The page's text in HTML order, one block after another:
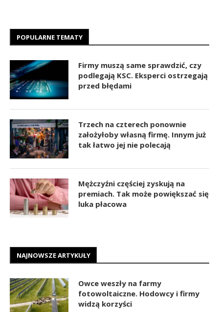
POPULARNE TEMATY
Firmy muszą same sprawdzić, czy
podlegają KSC. Eksperci ostrzegają
przed błędami
Trzech na czterech ponownie
założyłoby własną firmę. Innym już
tak łatwo jej nie polecają
Mężczyźni częściej zyskują na
premiach. Tak może powiększać się
luka płacowa
NAJNOWSZE ARTYKUŁY
Owce weszły na farmy
fotowoltaiczne. Hodowcy i firmy
widzą korzyści